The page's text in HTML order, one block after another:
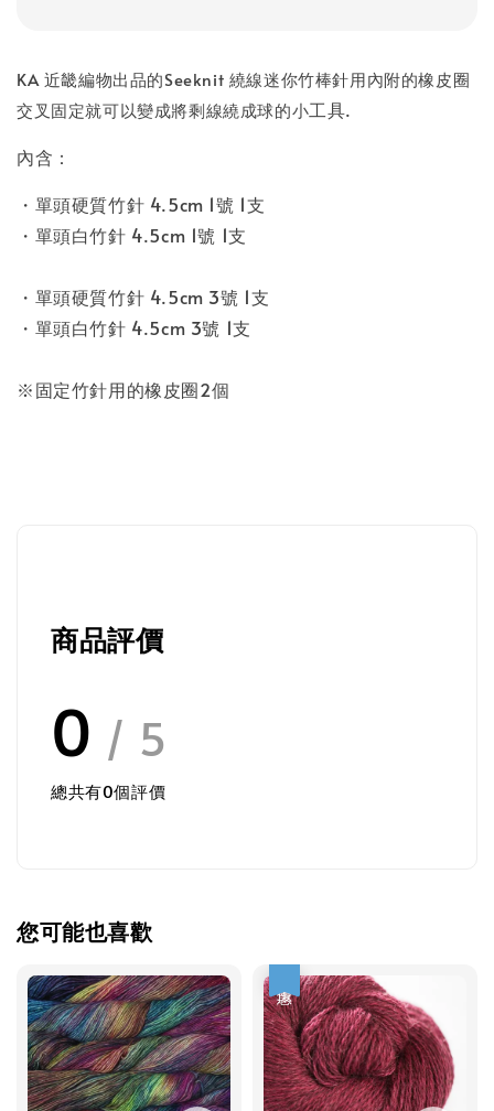
KA 近畿編物出品的Seeknit 繞線迷你竹棒針用內附的橡皮圈
交叉固定就可以變成將剩線繞成球的小工具.
內含：
・單頭硬質竹針 4.5cm 1號 1支
・單頭白竹針 4.5cm 1號 1支
・單頭硬質竹針 4.5cm 3號 1支
・單頭白竹針 4.5cm 3號 1支
※固定竹針用的橡皮圈2個
商品評價
0 / 5
總共有0個評價
您可能也喜歡